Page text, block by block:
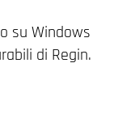
su Windows
di Regin.